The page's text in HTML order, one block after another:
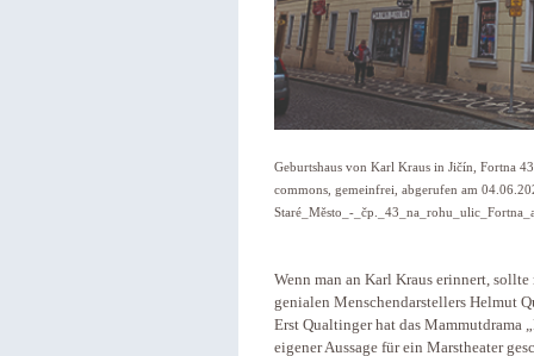
Geburtshaus von Karl Kraus in Jičín, Fortna
commons, gemeinfrei, abgerufen am
Staré_Město_-
Wenn man an Karl Kraus erinnert,
genialen Menschendarstellers Helmut
Erst Qualtinger hat das Mammutdrama
eigener Aussage für ein Marstheater